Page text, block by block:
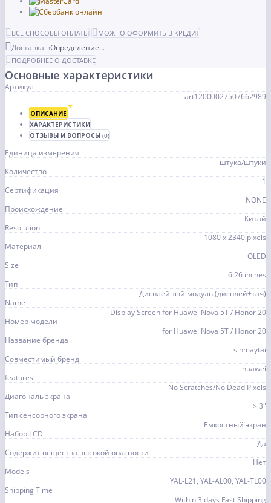
ВСЕ СПОСОБЫ ОПЛАТЫ МОЖНО ОФОРМИТЬ В КРЕДИТ
Доставка вОпределение...
ПОДРОБНЕЕ О ДОСТАВКЕ
Основные характеристики
Артикул
art12000027507662989
ОПИСАНИЕ
ХАРАКТЕРИСТИКИ
ОТЗЫВЫ И ВОПРОСЫ (0)
Единица измерения
штука/штуки
Количество
1
Сертификация
NONE
Происхождение
Китай
Resolution
1080 x 2340 pixels
Материал
OLED
Size
6.26 inches
Тип
Дисплейный модуль (дисплей+тач)
Name
Display Screen for Huawei Nova 5T / Honor 20
Номер модели
for Huawei Nova 5T / Honor 20
Название бренда
sinmaytai
Совместимый бренд
huawei
features
No Scratches/No Dead Pixels
Диагональ экрана
> 3"
Тип сенсорного экрана
Емкостный экран
Набор LCD
Да
Содержит вещества высокой опасности
Нет
Models
YAL-L21, YAL-AL00, YAL-TL00
Shipping Time
Within 3 days Fast Shipping